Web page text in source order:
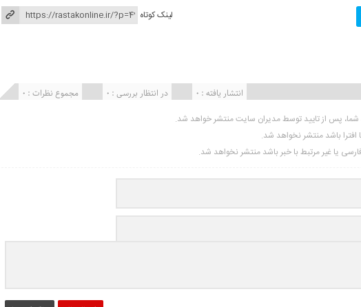
لینک کوتاه
مجموع نظرات : 0 در انتظار بررسی : 0 انتشار یافته : ۰
پس از تایید توسط مدیران سایت منتشر خواهد شد.
باشد منتشر نخواهد شد.
فارسی یا غیر مرتبط با خبر باشد منتشر نخواهد شد.